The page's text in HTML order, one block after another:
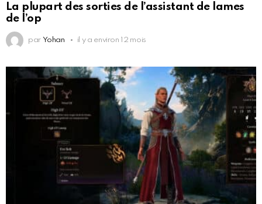
La plupart des sorties de l’assistant de lames
de l’op
par Yohan il y a environ 12 mois